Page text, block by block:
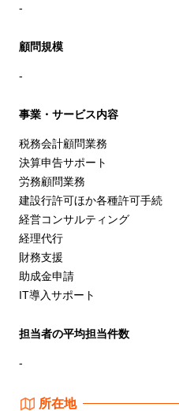
-
顧問規模
-
事業・サービス内容
税務会計顧問業務
決算申告サポート
労務顧問業務
建設行許可ほか各種許可手続
経営コンサルティング
経理代行
財務支援
助成金申請
IT導入サポート
担当者の平均担当件数
-
所在地